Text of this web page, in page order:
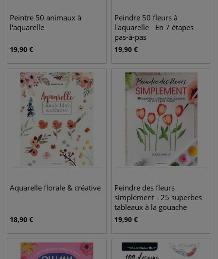
Peintre 50 animaux à
l'aquarelle
19,90 €
Peindre 50 fleurs à
l'aquarelle - En 7 étapes
pas-à-pas
19,90 €
Aquarelle florale & créative
18,90 €
Peindre des fleurs
simplement - 25 superbes
tableaux à la gouache
19,90 €